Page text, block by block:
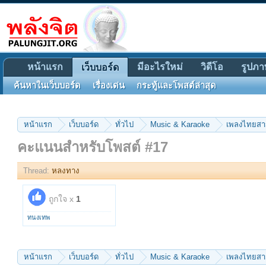
หน้าแรก เว็บบอร์ด ทั่วไป Music & Karaoke เพลงไทยส
คะแนนสำหรับโพสต์ #17
Thread: หลงทาง
ถูกใจ x 1
ทนงเทพ
หน้าแรก เว็บบอร์ด ทั่วไป Music & Karaoke เพลงไทยส
หน้าแรก เว็บบอร์ด
ค้นหาในเว็บบอร์ด เรื่องเด่น กระทู้และโพสต์ล่าสุด
มีอะไรใหม่ วิดีโอ รูปภ